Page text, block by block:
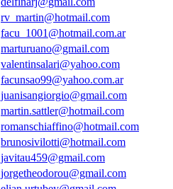
rv_martin@hotmail.com
facu_1001@hotmail.com.ar
marturuano@gmail.com
valentinsalari@yahoo.com
facunsao99@yahoo.com.ar
juanisangiorgio@gmail.com
martin.sattler@hotmail.com
romanschiaffino@hotmail.com
brunosivilotti@hotmail.com
javitau459@gmail.com
jorgetheodorou@gmail.com